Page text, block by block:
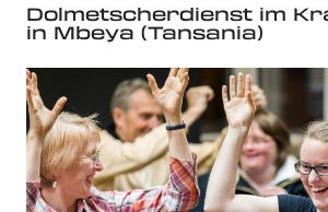
Dolmetscherdienst im
in Mbeya (Tansania)